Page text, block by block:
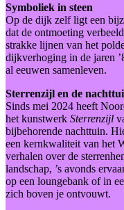
Symboliek in steen
Op de dijk zelf ligt een
dat de ontmoeting
strakke lijnen van het
dijkverhoging in de jaren
al eeuwen samenleven.
Sterrenzijl en de
Sinds mei 2024 heeft
het kunstwerk Sterrenzijl
bijbehorende nachttuin.
een kernkwaliteit van het
verhalen over de
landschap, ’s avonds
op een loungebank of in
zich boven je ontvouwt.